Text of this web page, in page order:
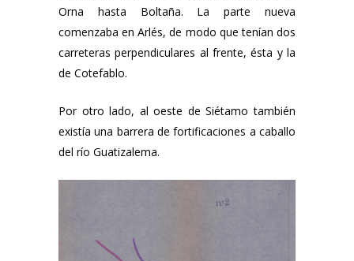
Orna hasta Boltaña. La parte nueva
comenzaba en Arlés, de modo que tenían dos
carreteras perpendiculares al frente, ésta y la
de Cotefablo.
Por otro lado, al oeste de Siétamo también
existía una barrera de fortificaciones a caballo
del río Guatizalema.